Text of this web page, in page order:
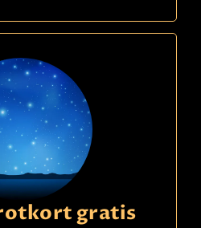
gratis